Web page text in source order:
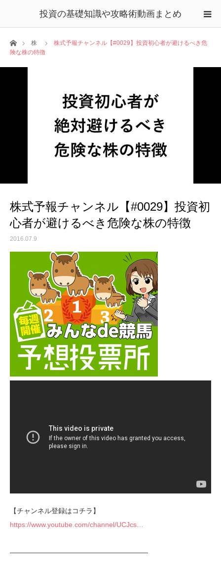
投資の基礎知識や攻略術動画まとめ
ホーム株
株式予報チャンネル【#0029】投資初心者が避けるべき危
険な株の特徴
株式予報チャンネル【#0029】投資初
心者が避けるべき危険な株の特徴
2016.07.9
【チャンネル登録はコチラ】
https://www.youtube.com/channel/UCJcs…
————————————————————